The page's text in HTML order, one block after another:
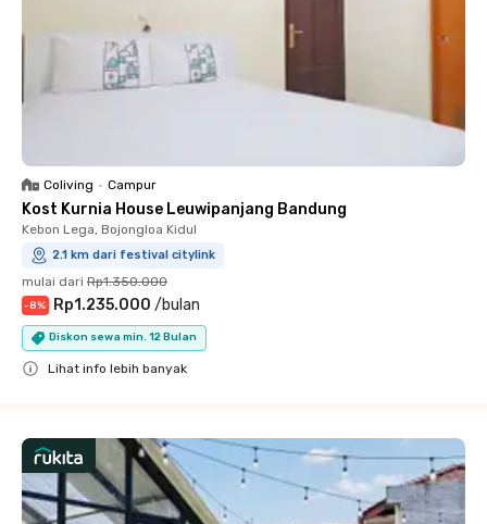
Coliving • Campur
Kost Kurnia House Leuwipanjang Bandung
Kebon Lega, Bojongloa Kidul
2.1 km dari festival citylink
mulai dari Rp1.350.000
-8% Rp1.235.000 /bulan
Diskon sewa min. 12 Bulan
Lihat info lebih banyak